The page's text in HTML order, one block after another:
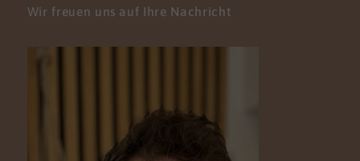
Wir freuen uns auf Ihre Nachricht